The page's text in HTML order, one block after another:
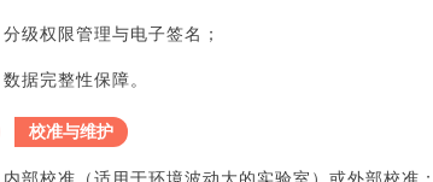
分级权限管理与电子签名；
数据完整性保障。
校准与维护
内部校准（适用于环境波动大的实验室）或外部校准；